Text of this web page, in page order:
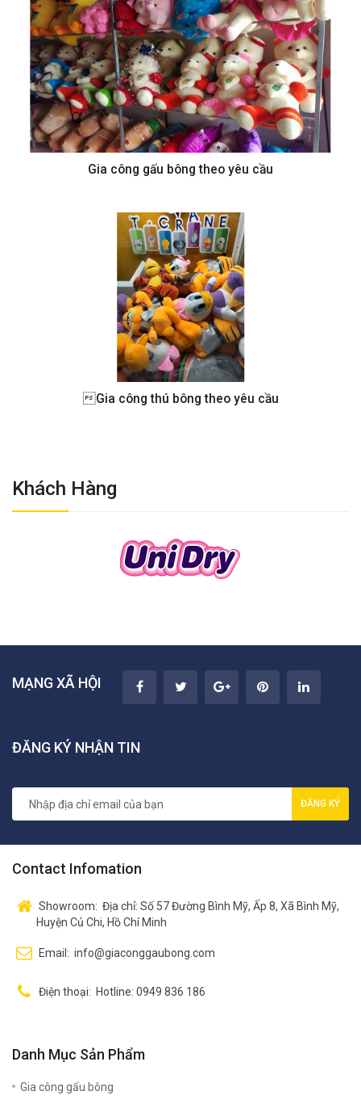
Gia công gấu bông theo yêu cầu
Gia công thú bông theo yêu cầu
Khách Hàng
MẠNG XÃ HỘI
ĐĂNG KÝ NHẬN TIN
ĐĂNG KÝ
Contact Infomation
Showroom: Địa chỉ: Số 57 Đường Bình Mỹ, Ấp 8, Xã Bình Mỹ,
Huyện Củ Chi, Hồ Chí Minh
Email: info@giaconggaubong.com
Điện thoại: Hotline: 0949 836 186
Danh Mục Sản Phẩm
Gia công gấu bông